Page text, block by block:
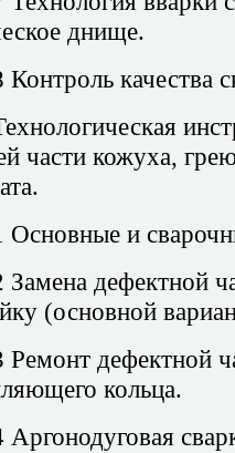
днище.
Контроль качества
части кожуха,
Основные и
Замена дефектной
(основной
Ремонт дефектной
кольца.
Аргонодуговая